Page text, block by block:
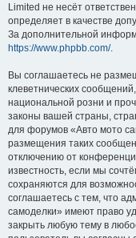
Limited не несёт
определяет в качестве
За дополнительной
https://www.phpbb.com/.
Вы соглашаетесь не
клеветнических
национальной розни и
законы вашей страны,
для форумов «Авто мото
размещения таких
отключению от
известность, если мы
сохраняются для
соглашаетесь с тем, что
самоделки» имеют право
закрыть любую тему в